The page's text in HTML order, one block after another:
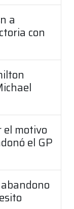
a
con
el motivo
el GP